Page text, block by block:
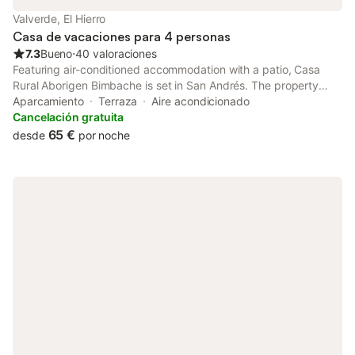
Valverde, El Hierro
Casa de vacaciones para 4 personas
7.3Bueno⋅40 valoraciones
Featuring air-conditioned accommodation with a patio, Casa
Rural Aborigen Bimbache is set in San Andrés. The property
features garden views and is 15 km from Roque de la Bonanza
and 33 km from Faro de Orchilla.
Aparcamiento Terraza
Aire acondicionado
Cancelación gratuita
desde 65 € por noche